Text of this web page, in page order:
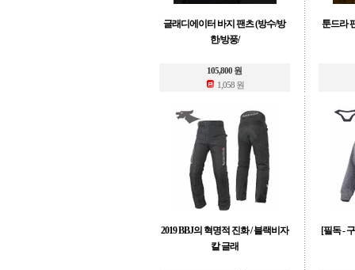
글래디에이터 바지 팬츠 (방수/방
한/방풍/
105,800 원
1,058 원
툰드라
2019 BBJ의 혁명적 진화 / 블랙비자
칼 글래
[필독 -